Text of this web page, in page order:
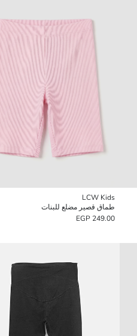
LCW Kids
طماق قصير مضلع للبنات
249.00 EGP